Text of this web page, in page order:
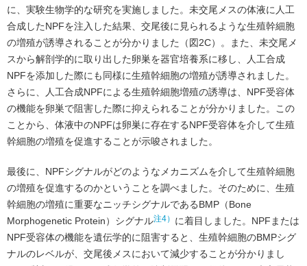
に、実験生物学的な研究を実施しました。未交尾メスの体液に人工
合成したNPFを注入した結果、交尾後に見られるような生殖幹細胞
の増殖が誘導されることが分かりました（図2C）。また、未交尾メ
スから解剖学的に取り出した卵巣を器官培養系に移し、人工合成
NPFを添加した際にも同様に生殖幹細胞の増殖が誘導されました。
さらに、人工合成NPFによる生殖幹細胞増殖の誘導は、NPF受容体
の機能を卵巣で阻害した際に抑えられることが分かりました。この
ことから、体液中のNPFは卵巣に存在するNPF受容体を介して生殖
幹細胞の増殖を促進することが示唆されました。
最後に、NPFシグナルがどのようなメカニズムを介して生殖幹細胞
の増殖を促進するのかということを調べました。そのために、生殖
幹細胞の増殖に重要なニッチシグナルであるBMP（Bone
Morphogenetic Protein）シグナル注4） に着目しました。NPFまたは
NPF受容体の機能を遺伝学的に阻害すると、生殖幹細胞のBMPシグ
ナルのレベルが、交尾後メスにおいて減少することが分かりまし